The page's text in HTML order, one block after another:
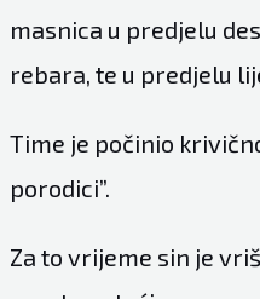
masnica u predjelu
rebara, te u predjelu
Time je počinio
porodici”.
Za to vrijeme sin je